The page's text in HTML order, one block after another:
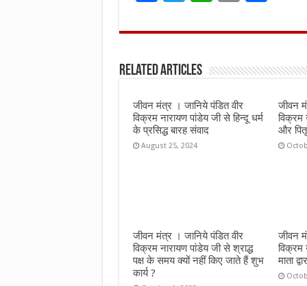
ce
o
o
k
it
r
at
A
p
p
ai ar
Related Articles
जीवन मंत्र । जानिये पंडित वीर
विक्रम नारायण पांडेय जी से हिन्दू धर्म
के प्रसिद्ध बारह संवाद
August 25, 2024
जीवन
विक्रम
और पितृ
जीवन मंत्र । जानिये पंडित वीर
विक्रम नारायण पांडेय जी से श्राद्ध
पक्ष के समय क्यों नहीं किए जाते हैं शुभ
कार्य ?
जीवन
विक्रम
माता